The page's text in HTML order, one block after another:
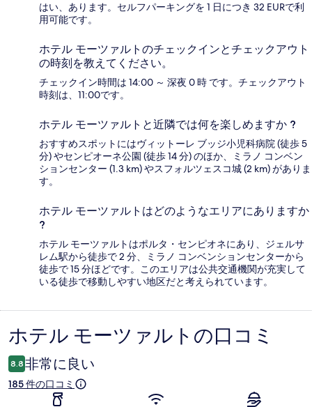
はい、あります。セルフパーキングを 1 日につき 32 EURで利
用可能です。
ホテル モーツァルトのチェックインとチェックアウト
の時刻を教えてください。
チェックイン時間は 14:00 ～ 深夜 0 時 です。チェックアウト
時刻は、11:00です。
ホテル モーツァルトと近隣では何を楽しめますか ?
おすすめスポットにはヴィットーレ ブッジ小児科病院 (徒歩 5
分) やセンピオーネ公園 (徒歩 14 分) のほか、ミラノ コンベン
ションセンター (1.3 km) やスフォルツェスコ城 (2 km) がありま
す。
ホテル モーツァルトはどのようなエリアにありますか
?
ホテル モーツァルトはポルタ・センピオネにあり、ジェルサ
レム駅から徒歩で 2 分、ミラノ コンベンションセンターから
徒歩で 15 分ほどです。このエリアは公共交通機関が充実して
いる徒歩で移動しやすい地区だと考えられています。
口
コ
ミ
ホテル モーツァルトの口コミ
8.8 非常に良い
185 件の口コミ